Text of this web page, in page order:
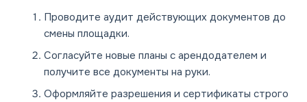
Проводите аудит действующих документов до
смены площадки.
Согласуйте новые планы с арендодателем и
получите все документы на руки.
Оформляйте разрешения и сертификаты строго